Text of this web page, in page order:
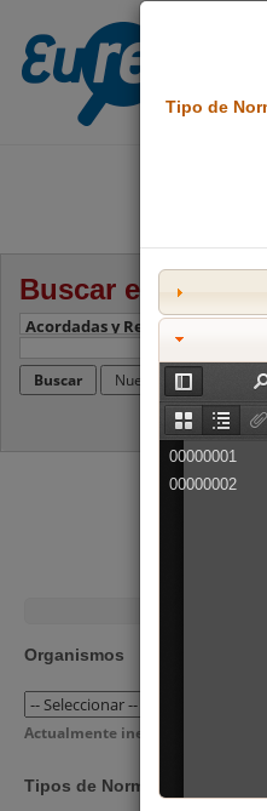
Buscar en Eureka!
Amplia
Organismos
Actualmente inexistentes
Tipos de Norma
Tipo de